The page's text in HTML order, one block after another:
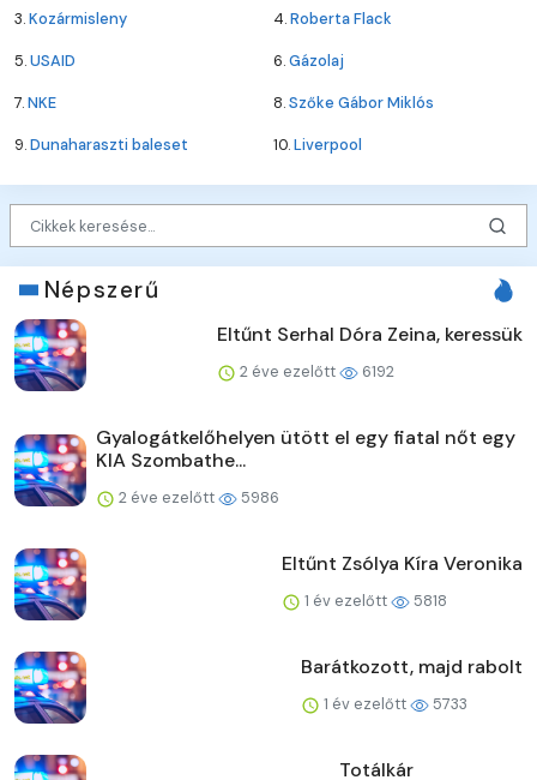
3.Kozármisleny 4.Roberta Flack
5.USAID 6.Gázolaj
7.NKE 8.Szőke Gábor Miklós
9.Dunaharaszti baleset 10.Liverpool
Népszerű
Eltűnt Serhal Dóra Zeina, keressük
2 éve ezelőtt 6192
Gyalogátkelőhelyen ütött el egy fiatal nőt egy
KIA Szombathe...
2 éve ezelőtt 5986
Eltűnt Zsólya Kíra Veronika
1 év ezelőtt 5818
Barátkozott, majd rabolt
1 év ezelőtt 5733
Totálkár